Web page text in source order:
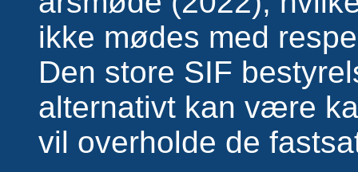
ikke mødes med
Den store SIF
alternativt kan være
vil overholde de